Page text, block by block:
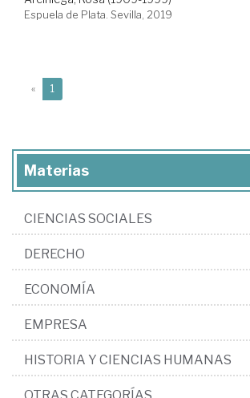
Espuela de Plata. Sevilla, 2019
« 1
Materias
CIENCIAS SOCIALES
DERECHO
ECONOMÍA
EMPRESA
HISTORIA Y CIENCIAS HUMANAS